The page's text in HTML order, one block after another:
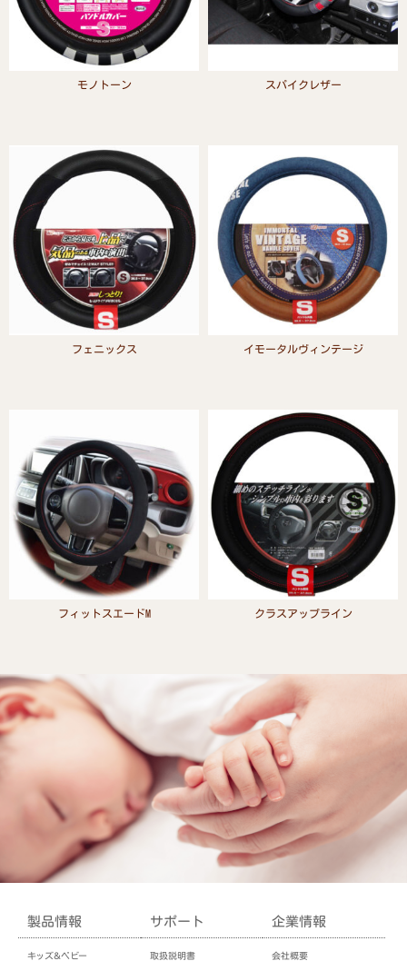
モノトーン スパイクレザー
フェニックス イモータルヴィンテージ
フィットスエードM クラスアップライン
製品情報
キッズ＆ベビー
サポート
取扱説明書
企業情報
会社概要